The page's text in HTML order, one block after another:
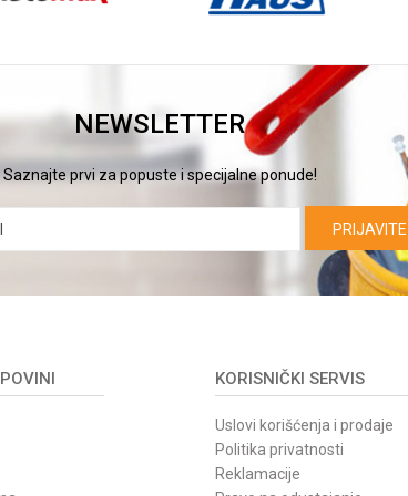
NEWSLETTER
Saznajte prvi za popuste i specijalne ponude!
KORISNIČKI SERVIS
Uslovi korišćenja i prodaje
Politika privatnosti
Reklamacije